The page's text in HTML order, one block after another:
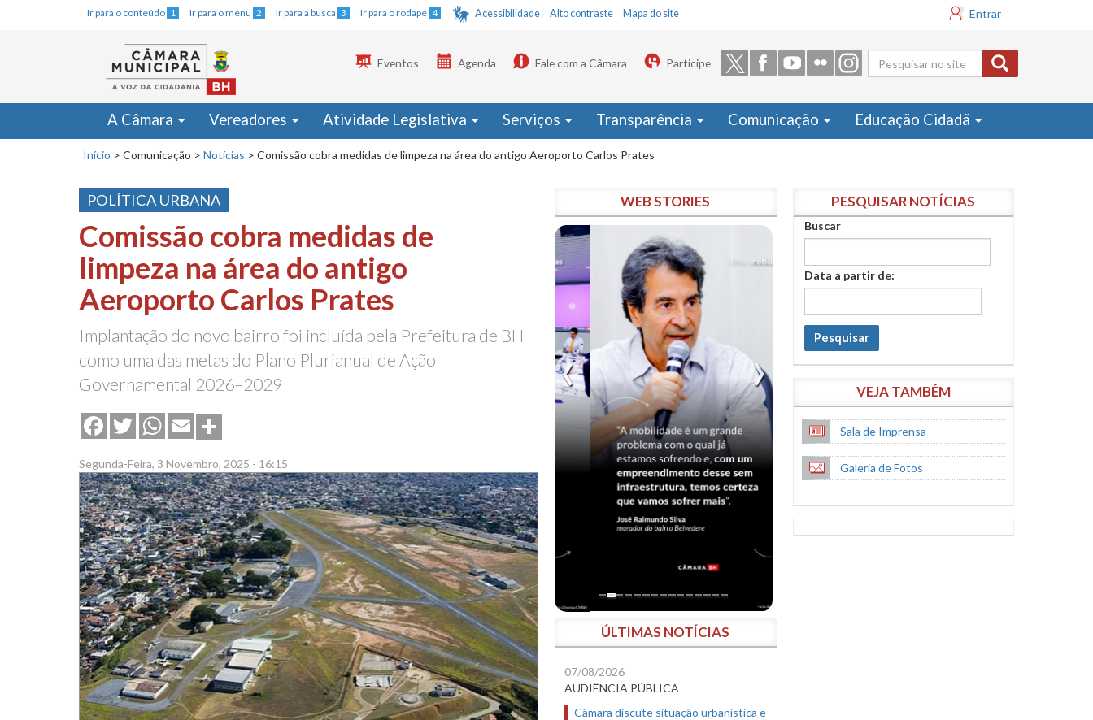
Ir para o conteúdo 1 Ir para o menu 2 Ir para a busca 3 Ir para o rodapé 4 Acessibilidade Alto contraste Mapa do site Entrar
Formulário
de busca
Eventos Agenda Fale com a Câmara Participe
A Câmara Vereadores Atividade Legislativa Serviços Transparência Comunicação Educação Cidadã
Início > Comunicação > Notícias > Comissão cobra medidas de limpeza na área do antigo Aeroporto Carlos Prates
POLÍTICA URBANA
Comissão cobra medidas de
limpeza na área do antigo
Aeroporto Carlos Prates
Implantação do novo bairro foi incluída pela Prefeitura de BH
como uma das metas do Plano Plurianual de Ação
Governamental 2026–2029
FacebookTwitterWhatsApp
Email
Segunda-Feira, 3 Novembro, 2025 - 16:15
WEB STORIES
ÚLTIMAS NOTÍCIAS
07/08/2026
AUDIÊNCIA PÚBLICA
Câmara discute situação urbanística e
PESQUISAR NOTÍCIAS
Buscar
Data a partir de:
Pesquisar
VEJA TAMBÉM
Sala de Imprensa
Galeria de Fotos